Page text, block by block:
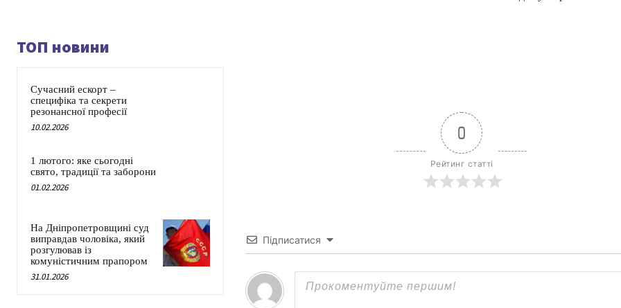
ТОП новини
Сучасний ескорт –
специфіка та секрети
резонансної професії
10.02.2026
1 лютого: яке сьогодні
свято, традиції та заборони
01.02.2026
На Дніпропетровщині суд
виправдав чоловіка, який
розгулював із
комуністичним прапором
31.01.2026
0
Рейтинг статті
Підписатися